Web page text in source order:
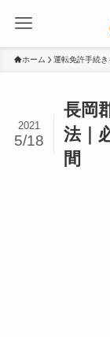
ホーム 運転免許手続き
長岡
法｜
間
2021
5/18